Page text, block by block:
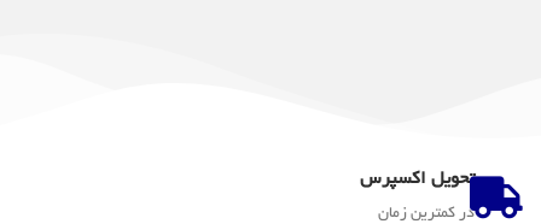
تحویل اکسپرس
در کمترین زمان